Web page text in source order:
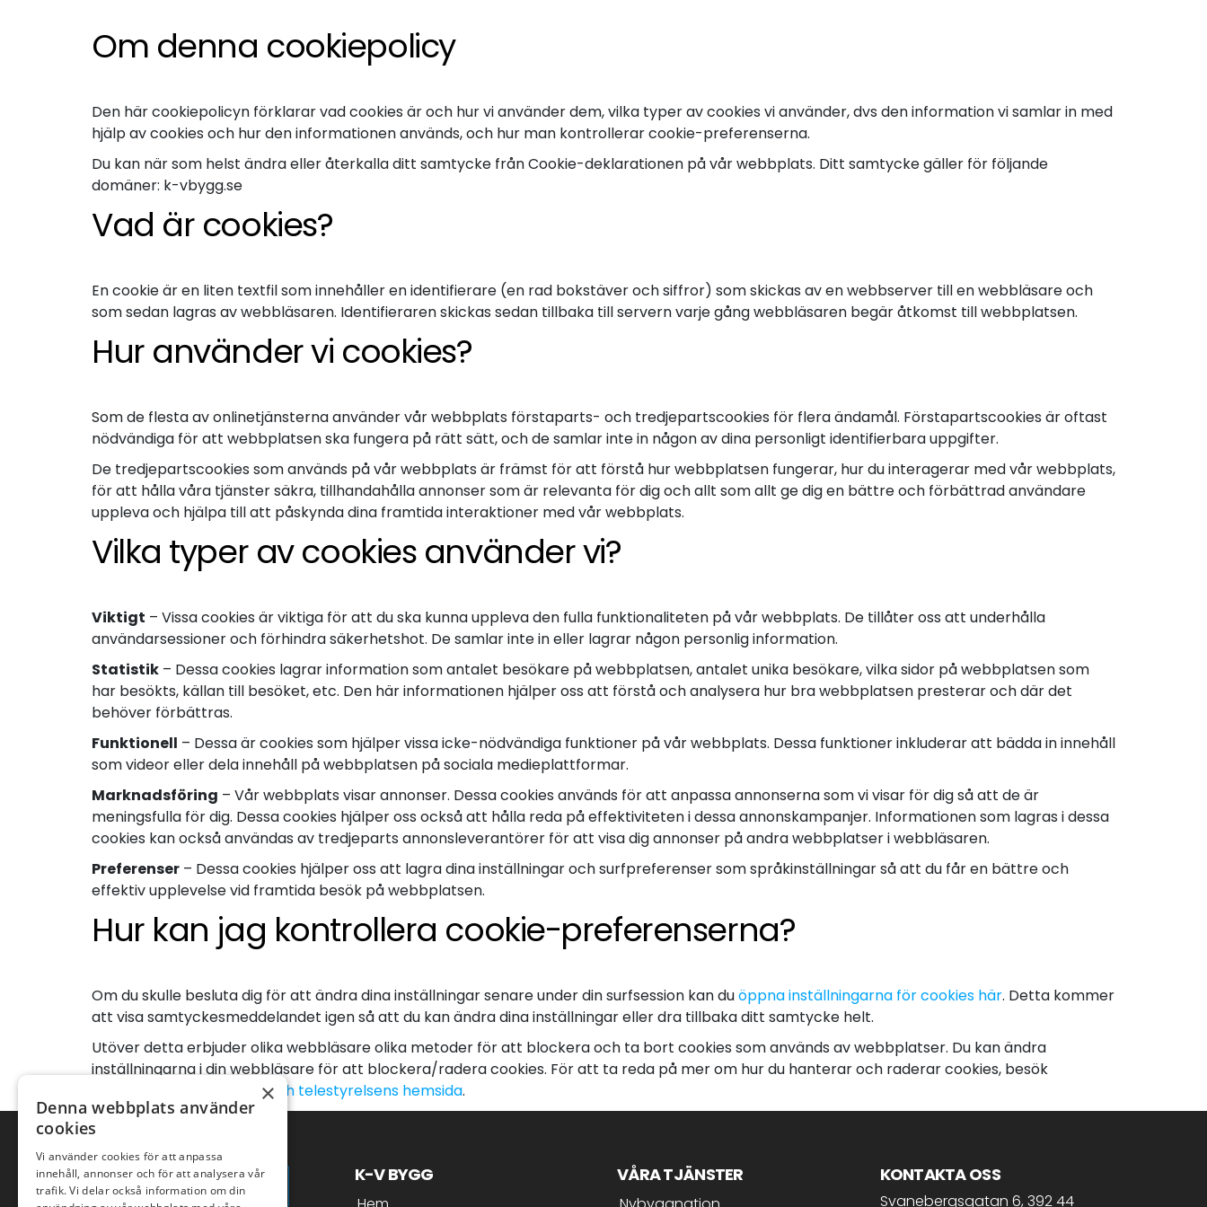
Om denna cookiepolicy
Den här cookiepolicyn förklarar vad cookies är och hur vi använder dem, vilka typer av cookies vi använder, dvs den information vi samlar in med
hjälp av cookies och hur den informationen används, och hur man kontrollerar cookie-preferenserna.
Du kan när som helst ändra eller återkalla ditt samtycke från Cookie-deklarationen på vår webbplats. Ditt samtycke gäller för följande
domäner: k-vbygg.se
Vad är cookies?
En cookie är en liten textfil som innehåller en identifierare (en rad bokstäver och siffror) som skickas av en webbserver till en webbläsare och
som sedan lagras av webbläsaren. Identifieraren skickas sedan tillbaka till servern varje gång webbläsaren begär åtkomst till webbplatsen.
Hur använder vi cookies?
Som de flesta av onlinetjänsterna använder vår webbplats förstaparts- och tredjepartscookies för flera ändamål. Förstapartscookies är oftast
nödvändiga för att webbplatsen ska fungera på rätt sätt, och de samlar inte in någon av dina personligt identifierbara uppgifter.
De tredjepartscookies som används på vår webbplats är främst för att förstå hur webbplatsen fungerar, hur du interagerar med vår webbplats,
för att hålla våra tjänster säkra, tillhandahålla annonser som är relevanta för dig och allt som allt ge dig en bättre och förbättrad användare
uppleva och hjälpa till att påskynda dina framtida interaktioner med vår webbplats.
Vilka typer av cookies använder vi?
Viktigt – Vissa cookies är viktiga för att du ska kunna uppleva den fulla funktionaliteten på vår webbplats. De tillåter oss att underhålla
användarsessioner och förhindra säkerhetshot. De samlar inte in eller lagrar någon personlig information.
Statistik – Dessa cookies lagrar information som antalet besökare på webbplatsen, antalet unika besökare, vilka sidor på webbplatsen som
har besökts, källan till besöket, etc. Den här informationen hjälper oss att förstå och analysera hur bra webbplatsen presterar och där det
behöver förbättras.
Funktionell – Dessa är cookies som hjälper vissa icke-nödvändiga funktioner på vår webbplats. Dessa funktioner inkluderar att bädda in innehåll
som videor eller dela innehåll på webbplatsen på sociala medieplattformar.
Marknadsföring – Vår webbplats visar annonser. Dessa cookies används för att anpassa annonserna som vi visar för dig så att de är
meningsfulla för dig. Dessa cookies hjälper oss också att hålla reda på effektiviteten i dessa annonskampanjer. Informationen som lagras i dessa
cookies kan också användas av tredjeparts annonsleverantörer för att visa dig annonser på andra webbplatser i webbläsaren.
Preferenser – Dessa cookies hjälper oss att lagra dina inställningar och surfpreferenser som språkinställningar så att du får en bättre och
effektiv upplevelse vid framtida besök på webbplatsen.
Hur kan jag kontrollera cookie-preferenserna?
Om du skulle besluta dig för att ändra dina inställningar senare under din surfsession kan duöppna inställningarna för cookies här. Detta kommer
att visa samtyckesmeddelandet igen så att du kan ändra dina inställningar eller dra tillbaka ditt samtycke helt.
Utöver detta erbjuder olika webbläsare olika metoder för att blockera och ta bort cookies som används av webbplatser. Du kan ändra
inställningarna i din webbläsare för att blockera/radera cookies. För att ta reda på mer om hur du hanterar och raderar cookies, besök
Post- och telestyrelsens hemsida.
K-V BYGG VÅRA TJÄNSTER KONTAKTA OSS
Svanebergsgatan 6, 392 44
×
Denna webbplats använder
cookies
Vi använder cookies för att anpassa
innehåll, annonser och för att analysera vår
trafik. Vi delar också information om din